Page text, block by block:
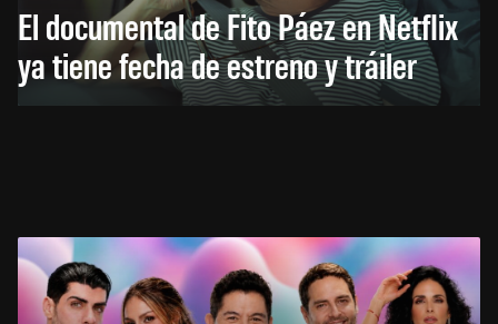
El documental de Fito Páez en Netflix
ya tiene fecha de estreno y tráiler